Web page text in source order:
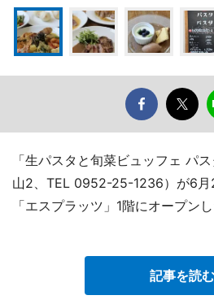
「生パスタと旬菜ビュッフェ パ
山2、TEL 0952-25-1236）が6月
「エスプラッツ」1階にオープンし
記事を読む